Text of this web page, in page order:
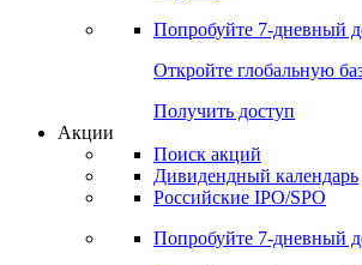
Попробуйте 7-дневный
Откройте глобальную
Получить доступ
Акции
Поиск акций
Дивидендный календарь
Российские IPO/SPO
Попробуйте 7-дневный